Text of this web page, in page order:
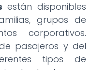
están disponibles
grupos de
corporativos.
pasajeros y del
tipos de